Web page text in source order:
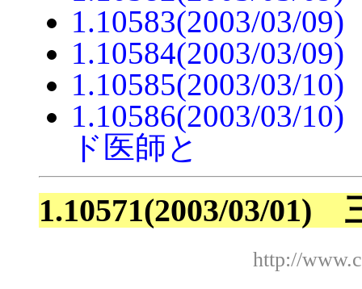
1.10583(2003/03/
1.10584(2003/03/
1.10585(2003/03/
1.10586(2003/03/
ド医師と
1.10571(2003/03/01)
http://